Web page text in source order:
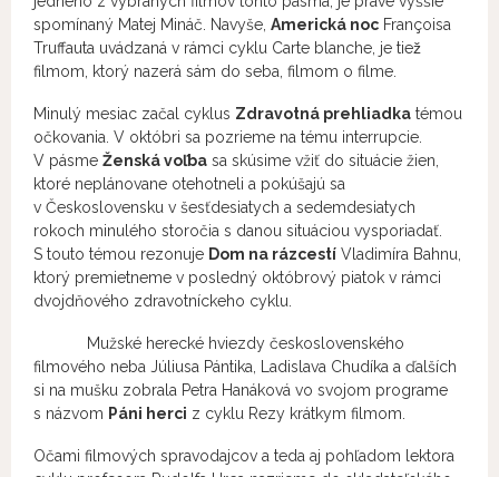
spomínaný Matej Mináč. Navyše, Americká noc Françoisa
Truffauta uvádzaná v rámci cyklu Carte blanche, je tiež
filmom, ktorý nazerá sám do seba, filmom o filme.
Minulý mesiac začal cyklus Zdravotná prehliadka témou
očkovania. V októbri sa pozrieme na tému interrupcie.
V pásme Ženská voľba sa skúsime vžiť do situácie žien,
ktoré neplánovane otehotneli a pokúšajú sa
v Československu v šesťdesiatych a sedemdesiatych
rokoch minulého storočia s danou situáciou vysporiadať.
S touto témou rezonuje Dom na rázcestí Vladimíra Bahnu,
ktorý premietneme v posledný októbrový piatok v rámci
dvojdňového zdravotníckeho cyklu.
Mužské herecké hviezdy československého
filmového neba Júliusa Pántika, Ladislava Chudíka a ďalších
si na mušku zobrala Petra Hanáková vo svojom programe
s názvom Páni herci z cyklu Rezy krátkym filmom.
Očami filmových spravodajcov a teda aj pohľadom lektora